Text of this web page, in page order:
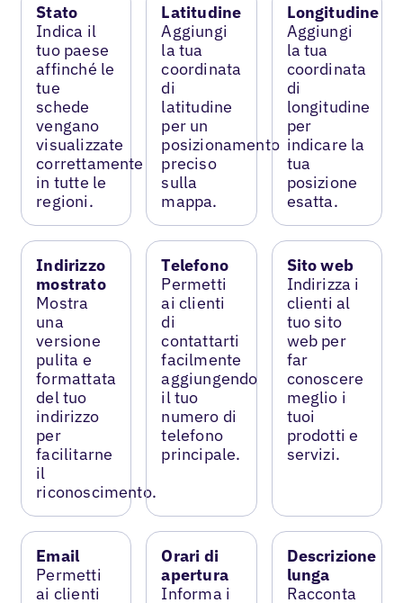
Stato
Indica il
tuo paese
affinché le
tue
schede
vengano
visualizzate
correttamente
in tutte le
regioni.
Latitudine
Aggiungi
la tua
coordinata
di
latitudine
per un
posizionamento
preciso
sulla
mappa.
Longitudine
Aggiungi
la tua
coordinata
di
longitudine
per
indicare la
tua
posizione
esatta.
Indirizzo
mostrato
Mostra
una
versione
pulita e
formattata
del tuo
indirizzo
per
facilitarne
il
riconoscimento.
Telefono
Permetti
ai clienti
di
contattarti
facilmente
aggiungendo
il tuo
numero di
telefono
principale.
Sito web
Indirizza i
clienti al
tuo sito
web per
far
conoscere
meglio i
tuoi
prodotti e
servizi.
Email
Permetti
ai clienti
Orari di
apertura
Informa i
Descrizione
lunga
Racconta